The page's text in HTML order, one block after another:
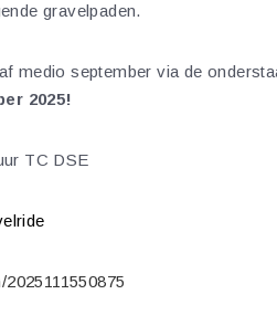
gravelpaden.
medio september via de
2025!
TC DSE